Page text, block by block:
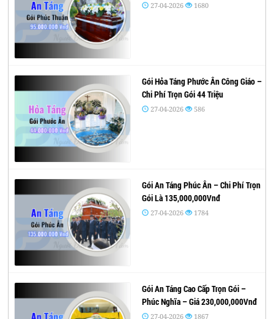
27-04-2026 1680
Gói Hỏa Táng Phước Ân Công Giáo –
Chi Phí Trọn Gói 44 Triệu
27-04-2026 586
Gói An Táng Phúc Ân – Chi Phí Trọn
Gói Là 135,000,000Vnđ
27-04-2026 1784
Gói An Táng Cao Cấp Trọn Gói –
Phúc Nghĩa – Giá 230,000,000Vnđ
27-04-2026 1867